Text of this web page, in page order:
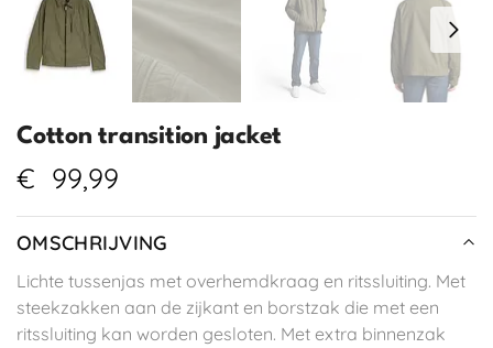
Cotton transition jacket
€ 99,99
OMSCHRIJVING
Lichte tussenjas met overhemdkraag en ritssluiting. Met
steekzakken aan de zijkant en borstzak die met een
ritssluiting kan worden gesloten. Met extra binnenzak